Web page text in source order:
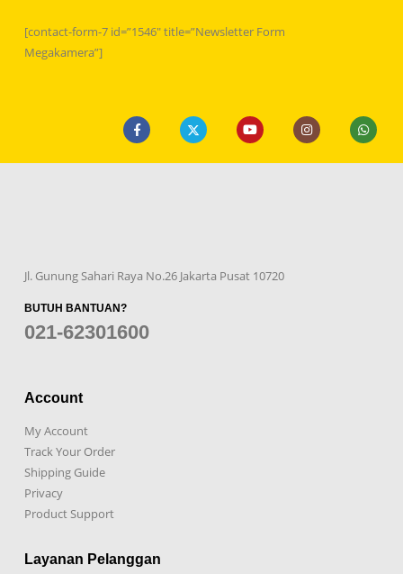
[contact-form-7 id=”1546″ title=”Newsletter Form
Megakamera”]
Jl. Gunung Sahari Raya No.26 Jakarta Pusat 10720
BUTUH BANTUAN?
021-62301600
Account
My Account
Track Your Order
Shipping Guide
Privacy
Product Support
Layanan Pelanggan